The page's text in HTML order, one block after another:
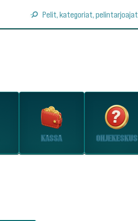
Pelit, kategoriat, pelintarjoajat
KASSA OHJEKESKUS